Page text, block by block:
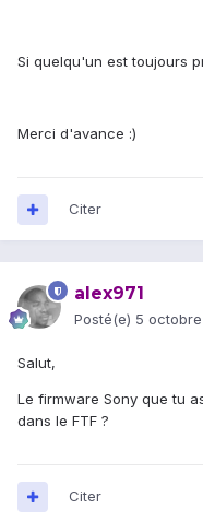
Si quelqu'un est toujours
Merci d'avance :)
Citer
alex971
Posté(e) 5 octobre
Salut,
Le firmware Sony que tu
dans le FTF ?
Citer